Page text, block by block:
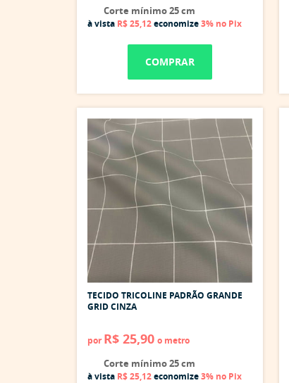
Corte mínimo 25 cm
à vista R$ 25,12economize3% no Pix
COMPRAR
TECIDO TRICOLINE PADRÃO GRANDE
GRID CINZA
por R$ 25,90 o metro
Corte mínimo 25 cm
à vista R$ 25,12economize3% no Pix